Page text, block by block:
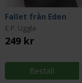
Fallet från Eden
E.P. Uggla
249 kr
Beställ